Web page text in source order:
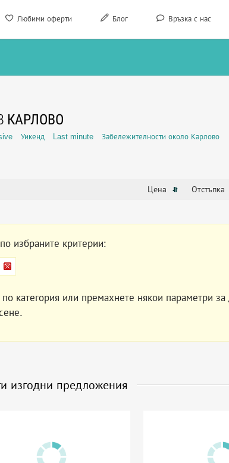
Любими оферти Блог Връзка с нас
КАРЛОВО
Уикенд Last minute Забележителности около Карлово
Цена Отстъпка
избраните критерии:
категория или премахнете някои параметри за
изгодни предложения